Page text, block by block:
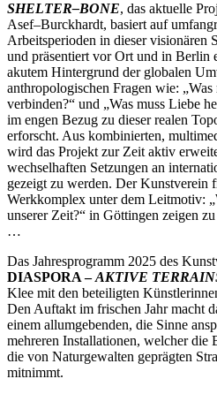
SHELTER–BONE, das aktuelle
Asef–Burckhardt, basiert auf
Arbeitsperioden in dieser visionären
und präsentiert vor Ort und in Berlin
akutem Hintergrund der globalen
anthropologischen Fragen wie:
verbinden?“ und „Was muss Liebe
im engen Bezug zu dieser realen
erforscht. Aus kombinierten,
wird das Projekt zur Zeit aktiv
wechselhaften Setzungen an
gezeigt zu werden. Der Kunstverein
Werkkomplex unter dem Leitmotiv:
unserer Zeit?“ in Göttingen zeigen
…
Das Jahresprogramm 2025 des
DIASPORA –AKTIVE
Klee mit den beteiligten
Den Auftakt im frischen Jahr macht
einem allumgebenden, die Sinne
mehreren Installationen, welcher die
die von Naturgewalten geprägten
mitnimmt.